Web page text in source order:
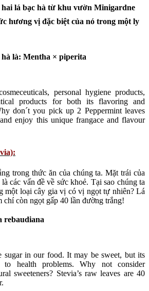
lá bạc hà từ khu vườn Minigardne
hương vị đặc biệt của nó trong một ly
hà là: Mentha × piperita
personal hygiene products,
products for both its flavoring and
don´t you pick up 2 Peppermint leaves
enjoy this unique frangace and flavour
trong thức ăn của chúng ta. Mặt trái của
các vấn đề về sức khoẻ. Tại sao chúng ta
một loại cây gia vị có vị ngọt tự nhiên? Lá
chí còn ngọt gấp 40 lần đường trắng!
rebaudiana
sugar in our food. It may be sweet, but its
health problems. Why not consider
sweeteners? Stevia’s raw leaves are 40